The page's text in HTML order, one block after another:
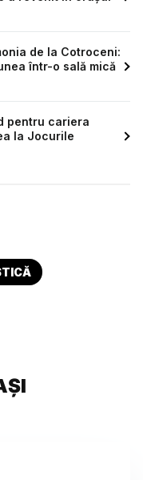
de la Cotroceni:
într-o sală mică
pentru cariera
la Jocurile